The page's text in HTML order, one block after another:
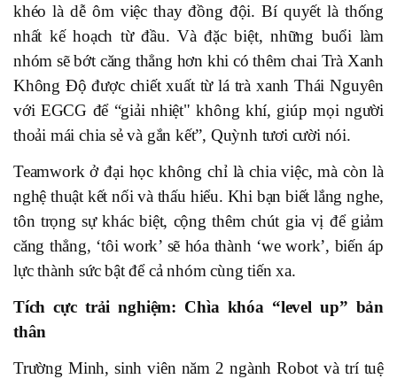
khéo là dễ ôm việc thay đồng đội. Bí quyết là thống
nhất kế hoạch từ đầu. Và đặc biệt, những buổi làm
nhóm sẽ bớt căng thẳng hơn khi có thêm chai Trà Xanh
Không Độ được chiết xuất từ lá trà xanh Thái Nguyên
với EGCG để “giải nhiệt" không khí, giúp mọi người
thoải mái chia sẻ và gắn kết”, Quỳnh tươi cười nói.
Teamwork ở đại học không chỉ là chia việc, mà còn là
nghệ thuật kết nối và thấu hiểu. Khi bạn biết lắng nghe,
tôn trọng sự khác biệt, cộng thêm chút gia vị để giảm
căng thẳng, ‘tôi work’ sẽ hóa thành ‘we work’, biến áp
lực thành sức bật để cả nhóm cùng tiến xa.
Tích cực trải nghiệm: Chìa khóa “level up” bản
thân
Trường Minh, sinh viên năm 2 ngành Robot và trí tuệ